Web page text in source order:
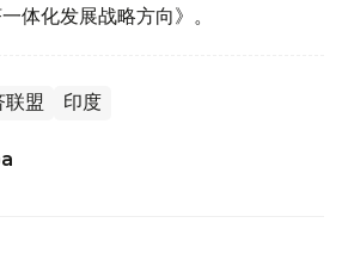
体化发展战略方向》。
联盟 印度